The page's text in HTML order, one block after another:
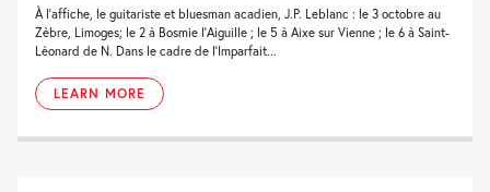
À l’affiche, le guitariste et bluesman acadien, J.P. Leblanc : le 3 octobre au
Zèbre, Limoges; le 2 à Bosmie l’Aiguille ; le 5 à Aixe sur Vienne ; le 6 à Saint-
Léonard de N. Dans le cadre de l’Imparfait...
LEARN MORE